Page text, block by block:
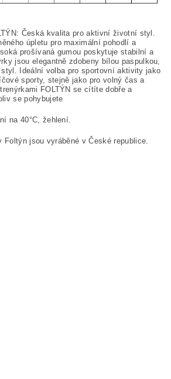
Česká kvalita pro aktivní životní styl.
úpletu pro maximální pohodlí a
prošívaná gumou poskytuje stabilní a
jsou elegantně zdobeny bílou paspulkou,
Ideální volba pro sportovní aktivity jako
sporty, stejně jako pro volný čas a
FOLTÝN se cítíte dobře a
se pohybujete
na 40°C, žehlení.
jsou vyráběné v České republice.